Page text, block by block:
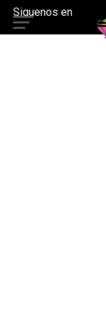
Siguenos en